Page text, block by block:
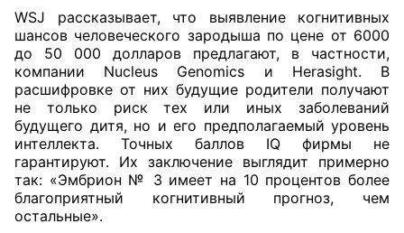
WSJ рассказывает, что выявление когнитивных
шансов человеческого зародыша по цене от 6000
до 50 000 долларов предлагают, в частности,
компании Nucleus Genomics и Herasight. В
расшифровке от них будущие родители получают
не только риск тех или иных заболеваний
будущего дитя, но и его предполагаемый уровень
интеллекта. Точных баллов IQ фирмы не
гарантируют. Их заключение выглядит примерно
так: «Эмбрион № 3 имеет на 10 процентов более
благоприятный когнитивный прогноз, чем
остальные».